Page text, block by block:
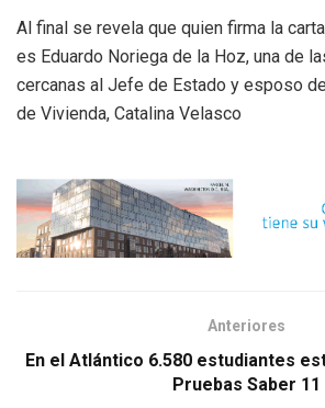
Al final se revela que quien firma la
es Eduardo Noriega de la Hoz, una de
cercanas al Jefe de Estado y esposo
de Vivienda, Catalina Velasco
Anteriores
En el Atlántico 6.580 estudiantes
Pruebas Saber 11